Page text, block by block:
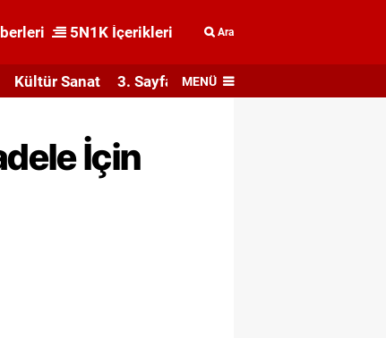
5N1K İçerikleri Ara
Kültür Sanat 3. Sayfa MENÜ
İçin